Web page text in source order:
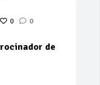
0 0
de